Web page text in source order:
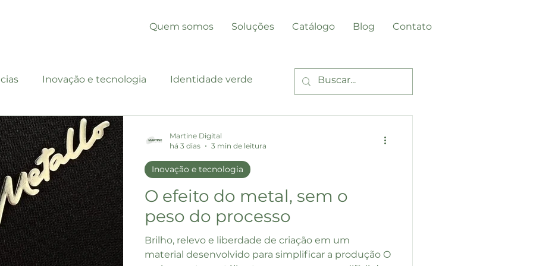
Quem somos Soluções Catálogo Blog Contato
Inovação e tecnologia Identidade verde
O efeito do metal, sem o
peso do processo
Brilho, relevo e liberdade de criação em um
material desenvolvido para simplificar a produção O
Inovação e tecnologia
Martine Digital
há 3 dias
3 min de leitura